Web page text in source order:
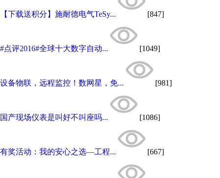
【下载送积分】施耐德电气TeSy... [847]
#点评2016#全球十大数字自动... [1049]
设备物联，远程监控！数网星，免... [981]
国产现场仪表是叫好不叫座吗... [1086]
有奖活动：我的安心之选—工程... [667]